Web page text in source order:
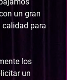
un gran
calidad para
los
un